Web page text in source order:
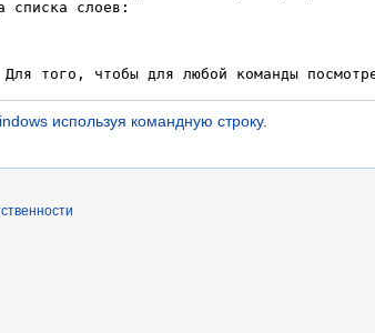
используя командную строку.